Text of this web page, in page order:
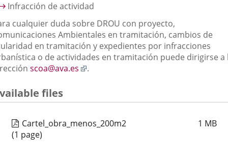
Infracción de actividad
cualquier duda sobre DROU con proyecto,
Ambientales en tramitación, cambios de
en tramitación y expedientes por infracciones
o de actividades en tramitación puede dirigirse a
scoa@ava.es
Enlace
aplicación
.
files
Cartel_obra_menos_200m2 1 MB
(1 page)